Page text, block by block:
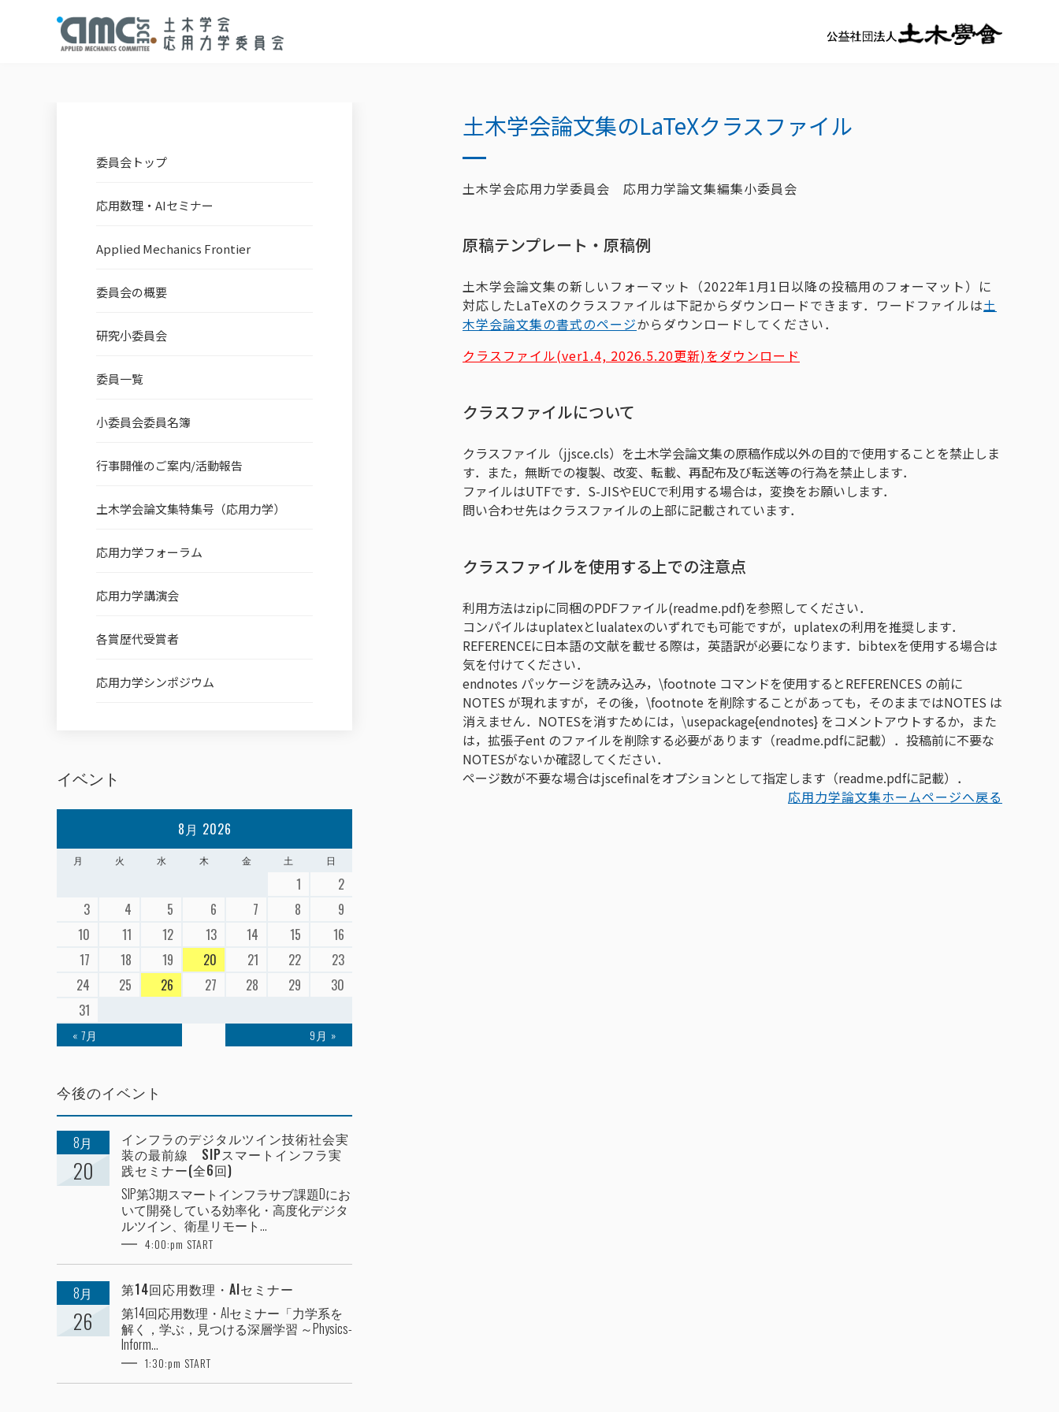
土木学会論文集のLaTeXクラスファイル
土木学会応用力学委員会 応用力学論文集編集小委員会
原稿テンプレート・原稿例
土木学会論文集の新しいフォーマット（2022年1月1日以降の投稿用のフォーマット）に
対応したLaTeXのクラスファイルは下記からダウンロードできます．ワードファイルは土
木学会論文集の書式のページからダウンロードしてください．
クラスファイル(ver1.4, 2026.5.20更新)をダウンロード
クラスファイルについて
クラスファイル（jjsce.cls）を土木学会論文集の原稿作成以外の目的で使用することを禁止しま
す．また，無断での複製、改変、転載、再配布及び転送等の行為を禁止します．
ファイルはUTFです．S-JISやEUCで利用する場合は，変換をお願いします．
問い合わせ先はクラスファイルの上部に記載されています．
クラスファイルを使用する上での注意点
利用方法はzipに同梱のPDFファイル(readme.pdf)を参照してください．
コンパイルはuplatexとlualatexのいずれでも可能ですが，uplatexの利用を推奨します．
REFERENCEに日本語の文献を載せる際は，英語訳が必要になります．bibtexを使用する場合は
気を付けてください．
endnotes パッケージを読み込み，\footnote コマンドを使用するとREFERENCES の前に
NOTES が現れますが，その後，\footnote を削除することがあっても，そのままではNOTES は
消えません．NOTESを消すためには，\usepackage{endnotes} をコメントアウトするか，また
は，拡張子ent のファイルを削除する必要があります（readme.pdfに記載）．投稿前に不要な
NOTESがないか確認してください．
ページ数が不要な場合はjscefinalをオプションとして指定します（readme.pdfに記載）．
応用力学論文集ホームページへ戻る
委員会トップ
応用数理・AIセミナー
Applied Mechanics Frontier
委員会の概要
研究小委員会
委員一覧
小委員会委員名簿
行事開催のご案内/活動報告
土木学会論文集特集号（応用力学）
応用力学フォーラム
応用力学講演会
各賞歴代受賞者
応用力学シンポジウム
イベント
8月 2026
月 火 水 木 金 土 日
1
2
3
4 5 6 7 8
9
10
11 12 13 14 15
16
17
18 19 20 21 22
23
24
25 26 27 28 29
30
31
« 7月 9月 »
今後のイベント
8月
20
インフラのデジタルツイン技術社会実
装の最前線 SIPスマートインフラ実
践セミナー(全6回)
SIP第3期スマートインフラサブ課題Dにお
いて開発している効率化・高度化デジタ
ルツイン、衛星リモート...
4:00:pm START
8月
26
第14回応用数理・AIセミナー
第14回応用数理・AIセミナー「力学系を
解く，学ぶ，見つける深層学習 ～Physics-
Inform...
1:30:pm START